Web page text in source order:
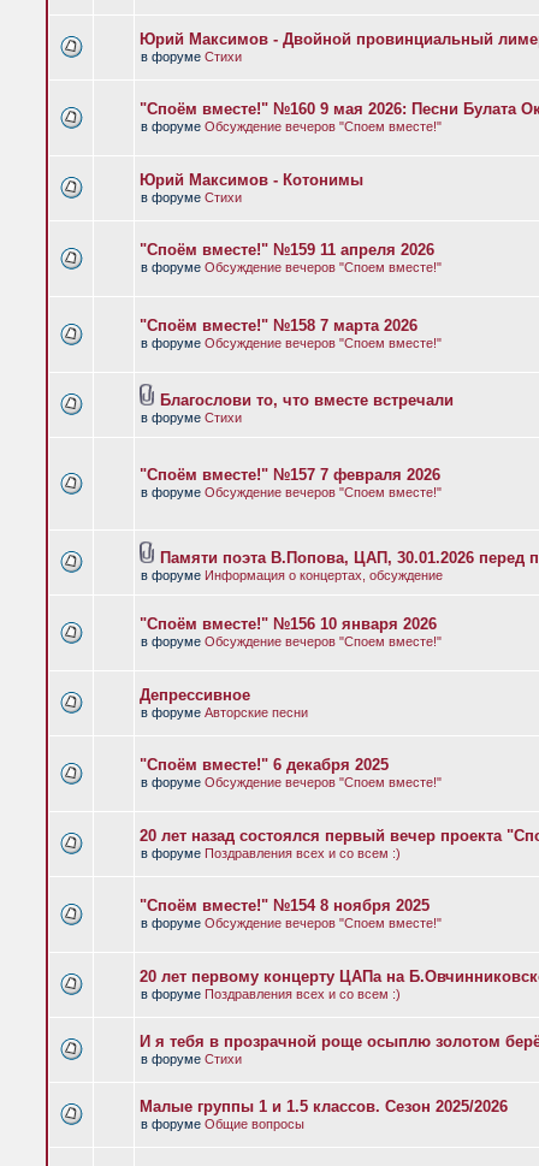
Юрий Максимов - Двойной провинциальный
в форуме Стихи
"Споём вместе!" №160 9 мая 2026: Песни Булата
в форуме Обсуждение вечеров "Споем вместе!"
Юрий Максимов - Котонимы
в форуме Стихи
"Споём вместе!" №159 11 апреля 2026
в форуме Обсуждение вечеров "Споем вместе!"
"Споём вместе!" №158 7 марта 2026
в форуме Обсуждение вечеров "Споем вместе!"
Благослови то, что вместе встречали
в форуме Стихи
"Споём вместе!" №157 7 февраля 2026
в форуме Обсуждение вечеров "Споем вместе!"
Памяти поэта В.Попова, ЦАП, 30.01.2026 перед
в форуме Информация о концертах, обсуждение
"Споём вместе!" №156 10 января 2026
в форуме Обсуждение вечеров "Споем вместе!"
Депрессивное
в форуме Авторские песни
"Споём вместе!" 6 декабря 2025
в форуме Обсуждение вечеров "Споем вместе!"
20 лет назад состоялся первый вечер проекта
в форуме Поздравления всех и со всем :)
"Споём вместе!" №154 8 ноября 2025
в форуме Обсуждение вечеров "Споем вместе!"
20 лет первому концерту ЦАПа на
в форуме Поздравления всех и со всем :)
И я тебя в прозрачной роще осыплю золотом
в форуме Стихи
Малые группы 1 и 1.5 классов. Сезон 2025/2026
в форуме Общие вопросы